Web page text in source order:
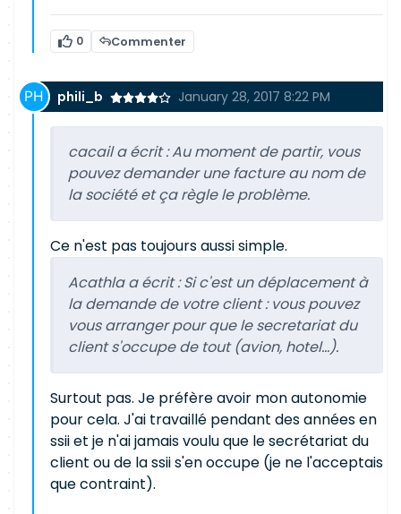
0 Commenter
phili_b January 28, 2017 8:22 PM
cacail a écrit :Au moment de partir, vous
pouvez demander une facture au nom de
la société et ça règle le problème.
Ce n'est pas toujours aussi simple.
Acathla a écrit :Si c'est un déplacement à
la demande de votre client : vous pouvez
vous arranger pour que le secretariat du
client s'occupe de tout (avion, hotel...).
Surtout pas. Je préfère avoir mon autonomie
pour cela. J'ai travaillé pendant des années en
ssii et je n'ai jamais voulu que le secrétariat du
client ou de la ssii s'en occupe (je ne l'acceptais
que contraint).